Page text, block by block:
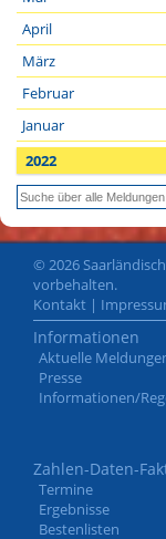
April
März
Februar
Januar
2022
© 2026
vorbehalten.
Kontakt |
Informationen
Aktuelle
Presse
Informationen/
Zahlen-Daten-
Termine
Ergebnisse
Bestenlisten